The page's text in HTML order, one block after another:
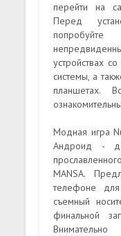
перейти на
Перед
устройствах
системы, а
планшетах.
Модная игра
Андроид -
MANSA.
телефоне
съемный
финальной